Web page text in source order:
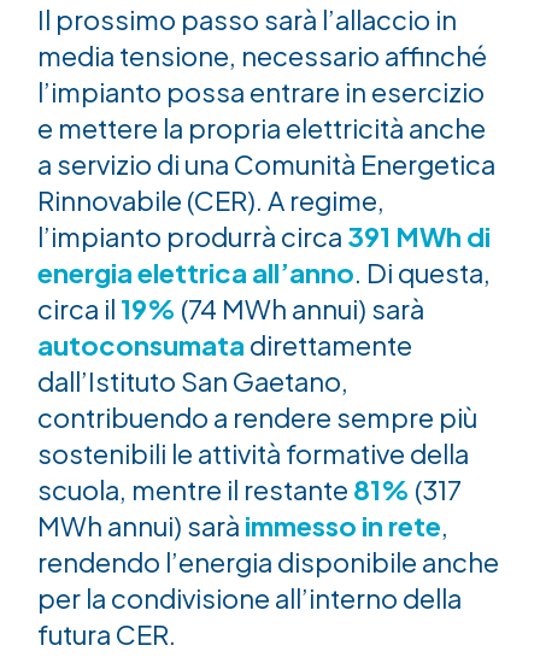
Il prossimo passo sarà l’allaccio in
media tensione, necessario affinché
l’impianto possa entrare in esercizio
e mettere la propria elettricità anche
a servizio di una Comunità Energetica
Rinnovabile (CER). A regime,
l’impianto produrrà circa 391 MWh di
energia elettrica all’anno. Di questa,
circa il 19% (74 MWh annui) sarà
autoconsumata direttamente
dall’Istituto San Gaetano,
contribuendo a rendere sempre più
sostenibili le attività formative della
scuola, mentre il restante 81% (317
MWh annui) sarà immesso in rete,
rendendo l’energia disponibile anche
per la condivisione all’interno della
futura CER.